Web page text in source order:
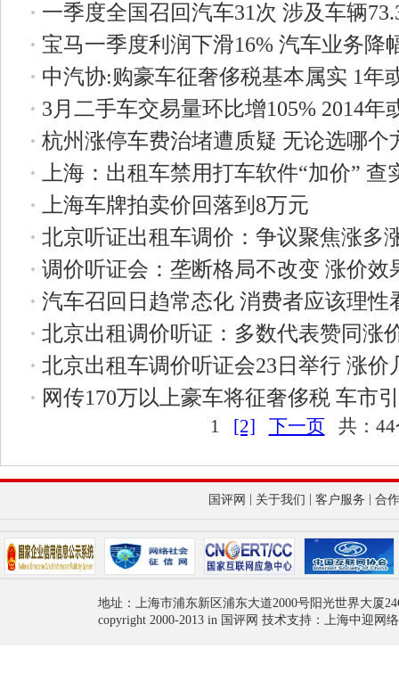
· 一季度全国召回汽车31次 涉及车辆
· 宝马一季度利润下滑16% 汽车业务降
· 中汽协:购豪车征奢侈税基本属实 1年
· 3月二手车交易量环比增105% 2014年
· 杭州涨停车费治堵遭质疑 无论选哪个
·
上海：出租车禁用打车软件“加价” 查
·
上海车牌拍卖价回落到8万元
· 北京听证出租车调价：争议聚焦涨多
· 调价听证会：垄断格局不改变 涨价效
· 汽车召回日趋常态化 消费者应该理性
· 北京出租调价听证：多数代表赞同涨
· 北京出租车调价听证会23日举行 涨价
· 网传170万以上豪车将征奢侈税 车市
1 [2] 下一页 共：44
国评网 关于我们 客户服务 合
地址：上海市浦东新区浦东大道2000号阳光世界大厦
copyright 2000-2013 in 国评网 技术支持：上海中迎